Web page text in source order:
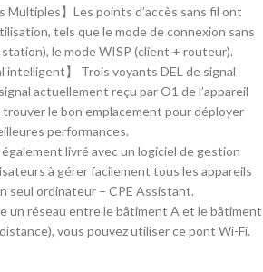
Multiples】Les points d’accès sans fil ont
tels que le mode de connexion sans
le mode WISP (client + routeur).
intelligent】 Trois voyants DEL de signal
actuellement reçu par O1 de l’appareil
le bon emplacement pour déployer
performances.
également livré avec un logiciel de gestion
à gérer facilement tous les appareils
seul ordinateur – CPE Assistant.
un réseau entre le bâtiment A et le bâtiment
vous pouvez utiliser ce pont Wi-Fi.